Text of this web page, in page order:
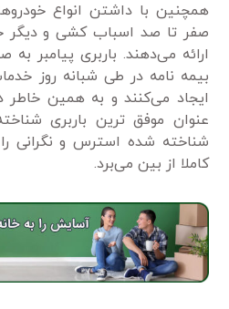
همچنین با داشتن انواع
صفر تا صد اسباب کشی و دیگر
ارائه می‌دهند. باربری پیامبر
بیمه نامه در طی شبانه روز
ایجاد می‌کنند و به همین خاطر
عنوان موفق ترین باربری
شناخته شده استرس و نگرانی
کاملا از بین می‌برد.